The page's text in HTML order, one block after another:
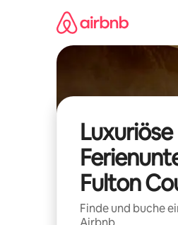
Luxuriöse
Fulton
Finde und buche